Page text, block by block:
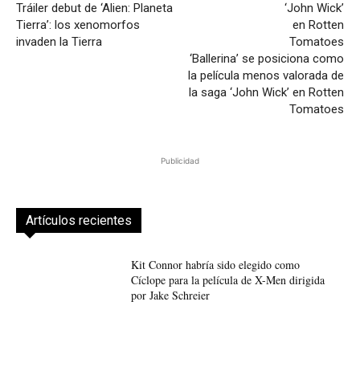
Tráiler debut de ‘Alien: Planeta
Tierra’: los xenomorfos
invaden la Tierra
‘Ballerina’ se posiciona como
la película menos valorada de
la saga ‘John Wick’ en Rotten
Tomatoes
Publicidad
Artículos recientes
Kit Connor habría sido elegido como
Cíclope para la película de X-Men dirigida
por Jake Schreier